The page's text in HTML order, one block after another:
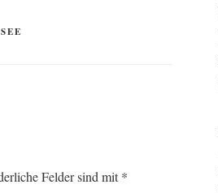
Felder sind mit*